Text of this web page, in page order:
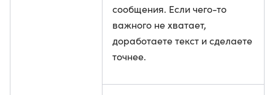
сообщения. Если чего-то
важного не хватает,
доработаете текст и сделаете
точнее.